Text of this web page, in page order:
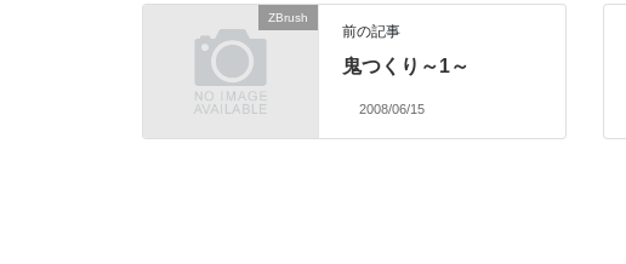
ZBrush
前の記事
鬼つくり～1～
2008/06/15